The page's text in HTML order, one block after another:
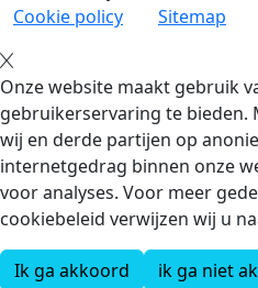
Cookie policy
Sitemap
Onze website maakt gebruik
gebruikerservaring te bieden.
wij en derde partijen op
internetgedrag binnen onze
voor analyses. Voor meer
cookiebeleid verwijzen wij u
Ik ga akkoord ik ga niet